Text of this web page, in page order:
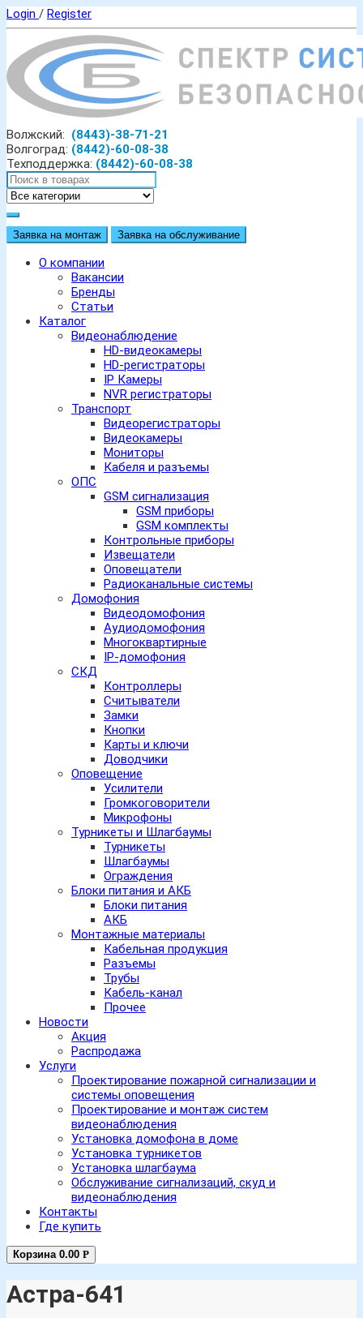
Login / Register
Волжский: (8443)-38-71-21
Волгоград: (8442)-60-08-38
Техподдержка: (8442)-60-08-38
Заявка на монтаж Заявка на обслуживание
О компании
Вакансии
Бренды
Статьи
Каталог
Видеонаблюдение
HD-видеокамеры
HD-регистраторы
IP Камеры
NVR регистраторы
Транспорт
Видеорегистраторы
Видеокамеры
Мониторы
Кабеля и разъемы
ОПС
GSM сигнализация
GSM приборы
GSM комплекты
Контрольные приборы
Извещатели
Оповещатели
Радиоканальные системы
Домофония
Видеодомофония
Аудиодомофония
Многоквартирные
IP-домофония
СКД
Контроллеры
Считыватели
Замки
Кнопки
Карты и ключи
Доводчики
Оповещение
Усилители
Громкоговорители
Микрофоны
Турникеты и Шлагбаумы
Турникеты
Шлагбаумы
Ограждения
Блоки питания и АКБ
Блоки питания
АКБ
Монтажные материалы
Кабельная продукция
Разъемы
Трубы
Кабель-канал
Прочее
Новости
Акция
Распродажа
Услуги
Проектирование пожарной сигнализации и
системы оповещения
Проектирование и монтаж систем
видеонаблюдения
Установка домофона в доме
Установка турникетов
Установка шлагбаума
Обслуживание сигнализаций, скуд и
видеонаблюдения
Контакты
Где купить
Корзина 0.00 Р
Астра-641